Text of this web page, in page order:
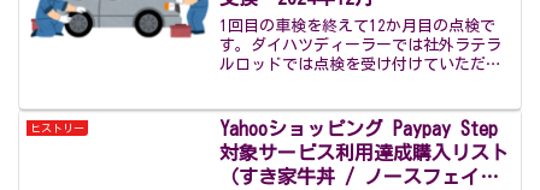
1回目の車検を終えて12か月目の点検で
す。ダイハツディーラーでは社外ラテラ
ルロッドでは点検を受け付けていただけ
12月にオートバックスでオイル交換のキ
ャンペーンをやってい...
ヒストリー
Yahooショッピング Paypay Step
対象サービス利用達成購入リスト
（すき家牛丼 / ノースフェイス